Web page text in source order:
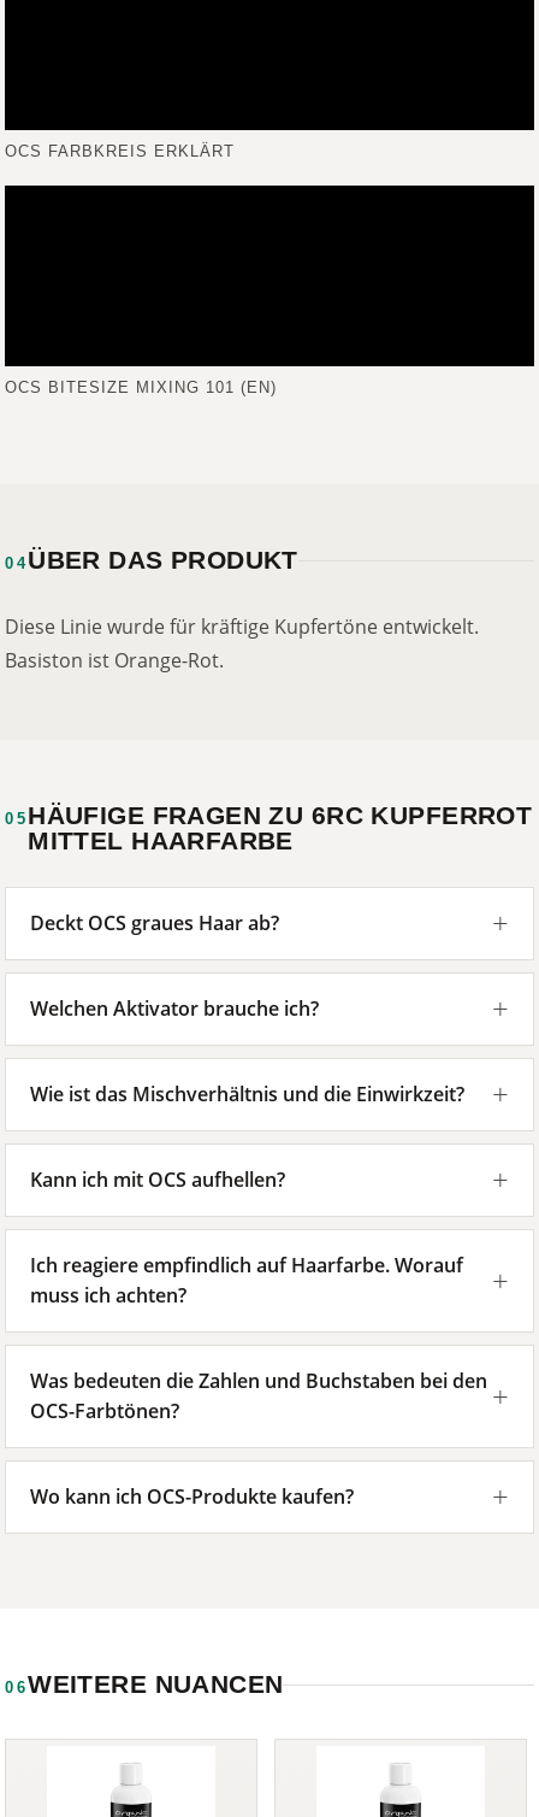
OCS FARBKREIS ERKLÄRT
OCS BITESIZE MIXING 101 (EN)
04ÜBER DAS PRODUKT
Diese Linie wurde für kräftige Kupfertöne entwickelt.
Basiston ist Orange-Rot.
05 HÄUFIGE FRAGEN ZU 6RC KUPFERROT
MITTEL HAARFARBE
Deckt OCS graues Haar ab?
Welchen Aktivator brauche ich?
Wie ist das Mischverhältnis und die Einwirkzeit?
Kann ich mit OCS aufhellen?
Ich reagiere empfindlich auf Haarfarbe. Worauf
muss ich achten?
Was bedeuten die Zahlen und Buchstaben bei den
OCS-Farbtönen?
Wo kann ich OCS-Produkte kaufen?
06WEITERE NUANCEN